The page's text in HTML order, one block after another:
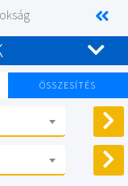
ÖSSZESÍTÉS